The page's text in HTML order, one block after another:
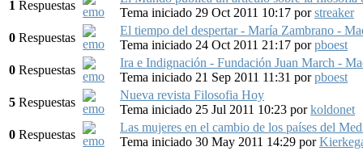
1 Respuestas
Tema iniciado 29 Oct 2011 10:17 porstreaker
0 Respuestas
El tiempo del despertar - María Zambrano -
Tema iniciado 24 Oct 2011 21:17 porpboest
0 Respuestas
Ira e Indignación - Fundación Juan March -
Tema iniciado 21 Sep 2011 11:31 porpboest
5 Respuestas
Nueva revista Filosofia Hoy
Tema iniciado 25 Jul 2011 10:23 porkoldonet
0 Respuestas
Las mujeres en el cambio de los países del
Tema iniciado 30 May 2011 14:29 por